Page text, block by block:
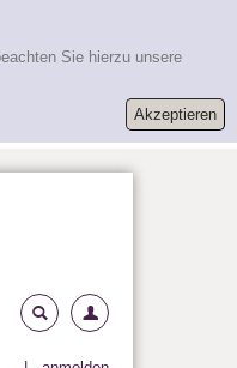
Sie hierzu unsere